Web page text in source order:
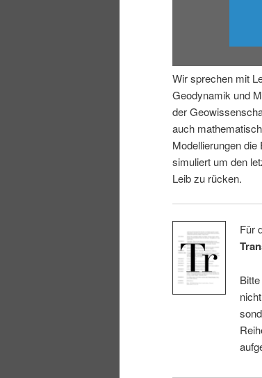
g
e
n
i
n
g
n
Wir sprechen mit
Geodynamik und
der
auch
Modellierungen
simuliert um den
Leib zu rücken.
Für